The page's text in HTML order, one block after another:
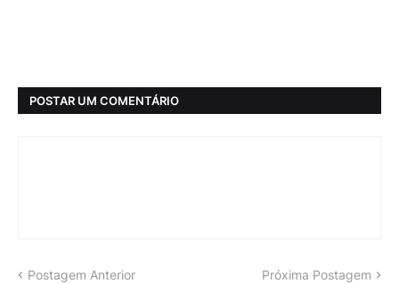
POSTAR UM COMENTÁRIO
Postagem Anterior Próxima Postagem